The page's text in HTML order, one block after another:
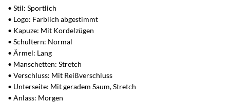
• Stil: Sportlich
• Logo: Farblich abgestimmt
• Kapuze: Mit Kordelzügen
• Schultern: Normal
• Ärmel: Lang
• Manschetten: Stretch
• Verschluss: Mit Reißverschluss
• Unterseite: Mit geradem Saum, Stretch
• Anlass: Morgen